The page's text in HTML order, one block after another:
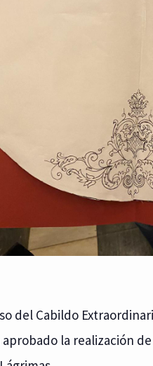
del Cabildo
la realización